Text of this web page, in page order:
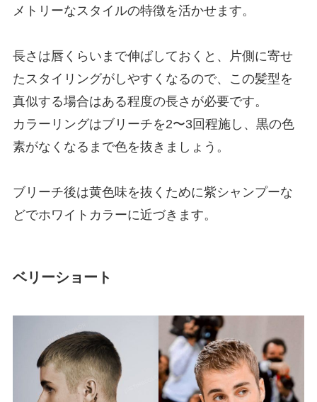
メトリーなスタイルの特徴を活かせます。
長さは唇くらいまで伸ばしておくと、片側に寄せ
たスタイリングがしやすくなるので、この髪型を
真似する場合はある程度の長さが必要です。
カラーリングはブリーチを2〜3回程施し、黒の色
素がなくなるまで色を抜きましょう。
ブリーチ後は黄色味を抜くために紫シャンプーな
どでホワイトカラーに近づきます。
ベリーショート